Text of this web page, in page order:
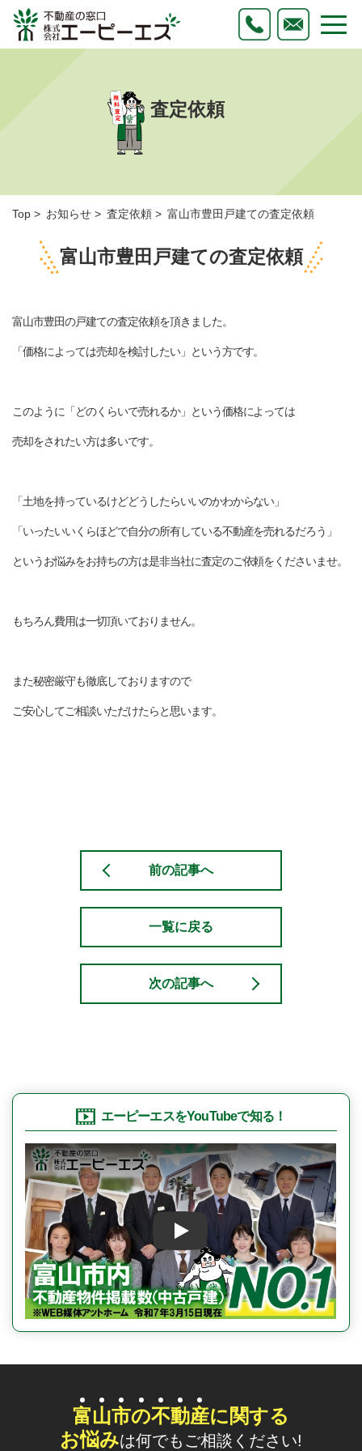
査定依頼
Top お知らせ 査定依頼 富山市豊田戸建ての査定依頼
富山市豊田戸建ての査定依頼
富山市豊田の戸建ての査定依頼を頂きました。
「価格によっては売却を検討したい」という方です。
このように「どのくらいで売れるか」という価格によっては
売却をされたい方は多いです。
「土地を持っているけどどうしたらいいのかわからない」
「いったいいくらほどで自分の所有している不動産を売れるだろう」
というお悩みをお持ちの方は是非当社に査定のご依頼をくださいませ。
もちろん費用は一切頂いておりません。
また秘密厳守も徹底しておりますので
ご安心してご相談いただけたらと思います。
前の記事へ
一覧に戻る
次の記事へ
エーピーエスをYouTubeで知る！
Play
富山市の不動産に関する
お悩みは何でもご相談ください!